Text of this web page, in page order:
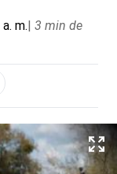
m.| 3 min de